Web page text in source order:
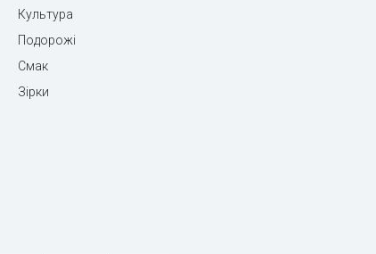
Культура
Подорожі
Смак
Зірки